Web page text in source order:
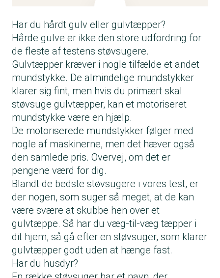
Har du hårdt gulv eller gulvtæpper?
Hårde gulve er ikke den store udfordring for
de fleste af testens støvsugere.
Gulvtæpper kræver i nogle tilfælde et andet
mundstykke. De almindelige mundstykker
klarer sig fint, men hvis du primært skal
støvsuge gulvtæpper, kan et motoriseret
mundstykke være en hjælp.
De motoriserede mundstykker følger med
nogle af maskinerne, men det hæver også
den samlede pris. Overvej, om det er
pengene værd for dig.
Blandt de bedste støvsugere i vores test, er
der nogen, som suger så meget, at de kan
være svære at skubbe hen over et
gulvtæppe. Så har du væg-til-væg tæpper i
dit hjem, så gå efter en støvsuger, som klarer
gulvtæpper godt uden at hænge fast.
Har du husdyr?